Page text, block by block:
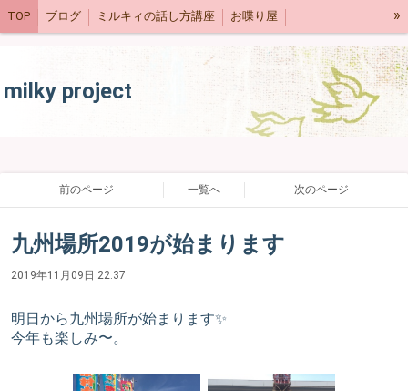
TOP ブログ ミルキィの話し方講座 お喋り屋 »
milky project
前のページ 一覧へ 次のページ
九州場所2019が始まります
2019年11月09日 22:37
明日から九州場所が始まります✨
今年も楽しみ〜。